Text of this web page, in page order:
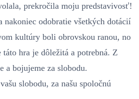
prekročila moju predstavivosť!
odobratie všetkých dotácií
kultúry boli obrovskou ranou, no
táto hra je dôležitá a potrebná. Z
a bojujeme za slobodu.
slobodu, za našu spoločnú